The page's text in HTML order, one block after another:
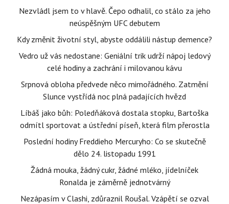
Nezvládl jsem to v hlavě. Čepo odhalil, co stálo za jeho
neúspěšným UFC debutem
Kdy změnit životní styl, abyste oddálili nástup demence?
Vedro už vás nedostane: Geniální trik udrží nápoj ledový
celé hodiny a zachrání i milovanou kávu
Srpnová obloha předvede něco mimořádného. Zatmění
Slunce vystřídá noc plná padajících hvězd
Líbáš jako bůh: Poledňáková dostala stopku, Bartoška
odmítl sportovat a ústřední píseň, která film přerostla
Poslední hodiny Freddieho Mercuryho: Co se skutečně
dělo 24. listopadu 1991
Žádná mouka, žádný cukr, žádné mléko, jídelníček
Ronalda je záměrně jednotvárný
Nezápasím v Clashi, zdůraznil Roušal. Vzápětí se ozval